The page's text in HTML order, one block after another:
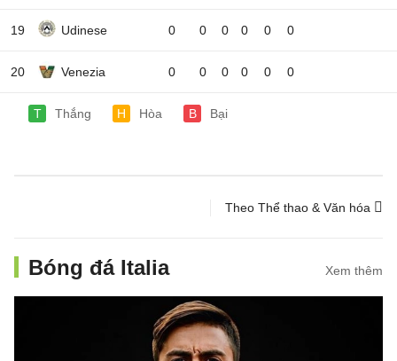
19 Udinese 0 0 0 0 0 0
20 Venezia 0 0 0 0 0 0
T Thắng H Hòa B Bại
Theo Thể thao & Văn hóa
Bóng đá Italia Xem thêm